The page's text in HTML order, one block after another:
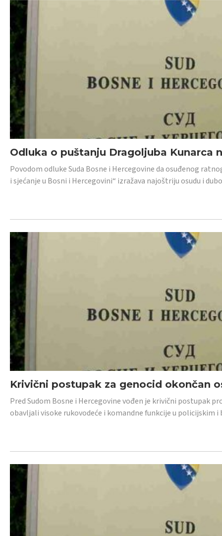
Odluka o puštanju Dragoljuba Kunarca
Povodom odluke Suda Bosne i Hercegovine da osuđenog
i sjećanje u Bosni i Hercegovini“ izražava najoštriju osudu i
Krivični postupak za genocid okončan
Pred Sudom Bosne i Hercegovine vođen je krivični postupak
obavljali visoke rukovodeće i komandne funkcije u policijskim